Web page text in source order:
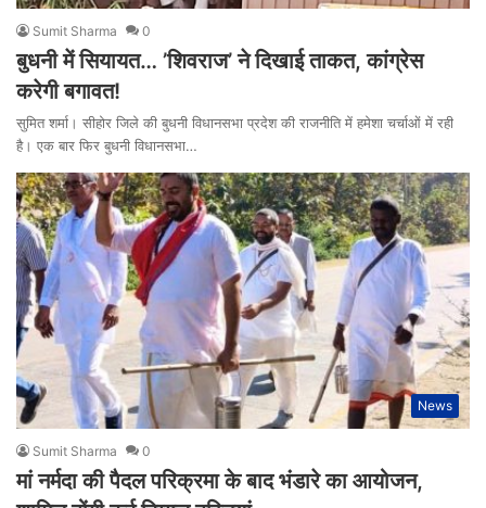
Sumit Sharma 0
बुधनी में सियायत… ’शिवराज’ ने दिखाई ताकत, कांग्रेस
करेगी बगावत!
सुमित शर्मा। सीहोर जिले की बुधनी विधानसभा प्रदेश की राजनीति में हमेशा चर्चाओं में रही
है। एक बार फिर बुधनी विधानसभा…
News
Sumit Sharma 0
मां नर्मदा की पैदल परिक्रमा के बाद भंडारे का आयोजन,